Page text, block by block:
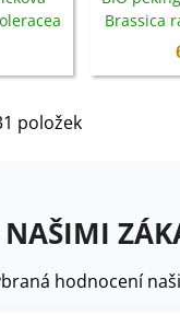
bio
Brassica
bio
položek
NAŠIMI
hodnocení